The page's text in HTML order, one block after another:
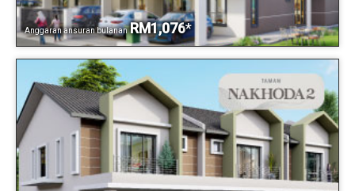
Anggaran ansuran bulanan RM1,076*